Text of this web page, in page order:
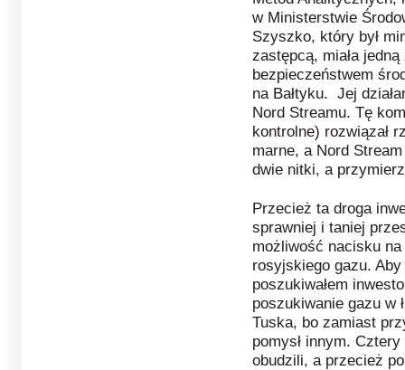
w Ministerstwie
Szyszko, który był
zastępcą, miała
bezpieczeństwem
na Bałtyku. Jej
Nord Streamu. Tę
kontrolne) rozwiązał
marne, a Nord
dwie nitki, a
Przecież ta droga
sprawniej i taniej
możliwość nacisku
rosyjskiego gazu.
poszukiwałem
poszukiwanie gazu w
Tuska, bo zamiast
pomysł innym.
obudzili, a przecież